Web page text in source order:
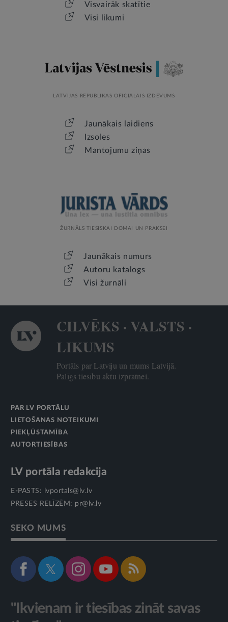
Visvairāk skatītie
Visi likumi
LATVIJAS REPUBLIKAS OFICIĀLAIS IZDEVUMS
Jaunākais laidiens
Izsoles
Mantojumu ziņas
ŽURNĀLS TIESISKAI DOMAI UN PRAKSEI
Jaunākais numurs
Autoru katalogs
Visi žurnāli
CILVĒKS · VALSTS ·
LIKUMS
Portāls par Latviju un mums Latvijā.
Palīgs tiesību aktu izpratnei.
PAR LV PORTĀLU
LIETOŠANAS NOTEIKUMI
PIEKĻŪSTAMĪBA
AUTORTIESĪBAS
LV portāla redakcija
E-PASTS:
lvportals@lv.lv
PRESES RELĪZĒM: pr@lv.lv
SEKO MUMS
"Ikvienam ir tiesības zināt savas